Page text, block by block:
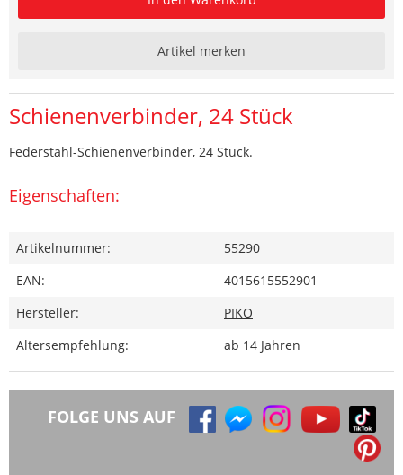
Artikel merken
Schienenverbinder, 24 Stück
Federstahl-Schienenverbinder, 24 Stück.
Eigenschaften:
Artikelnummer:
55290
EAN:
4015615552901
Hersteller:
PIKO
Altersempfehlung:
ab 14 Jahren
FOLGE UNS AUF